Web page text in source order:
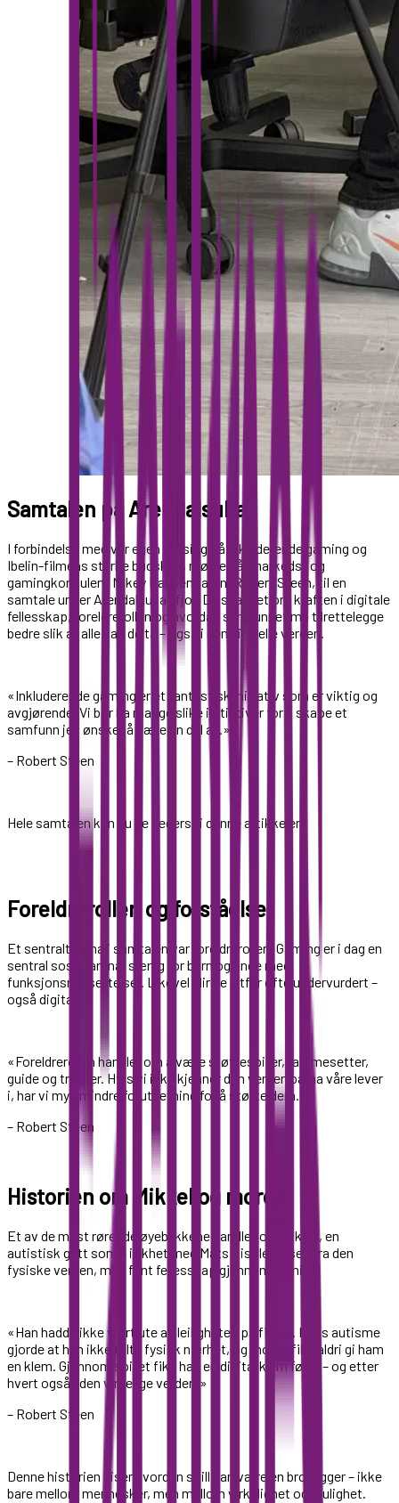
Samtalen på Arendalsuka
I forbindelse med vår egen satsing på inkluderende gaming og
Ibelin-filmens sterke budskap, møtte vår markeds- og
gamingkonsulent Mikey Karlsen faren, Robert Steen, til en
samtale under Arendalsuka i fjor. De snakket om kraften i digitale
fellesskap, foreldrerollen og hvordan samfunnet må tilrettelegge
bedre slik at alle kan delta – også i den virtuelle verden.
«Inkluderende gaming er et fantastisk initiativ som er viktig og
avgjørende. Vi bør ha mange slike initiativer for å skape et
samfunn jeg ønsker å være en del av.»
– Robert Steen
Hele samtalen kan du se nederst i denne artikkelen.
Foreldrerollen og forståelse
Et sentralt tema i samtalen var foreldrerollen. Gaming er i dag en
sentral sosial arena, særlig for barn og unge med
funksjonsnedsettelser. Likevel blir de altfor ofte undervurdert –
også digitalt.
«Foreldrerollen handler om å være støttespiller, rammesetter,
guide og trøster. Hvis vi ikke kjenner den verden barna våre lever
i, har vi mye mindre forutsetning for å støtte dem.»
– Robert Steen
Historien om Mikkel og moren
Et av de mest rørende øyeblikkene handlet om Mikkel, en
autistisk gutt som – i likhet med Mats – isolerte seg fra den
fysiske verden, men fant fellesskap gjennom gaming.
«Han hadde ikke vært ute av leiligheten på fire år. Hans autisme
gjorde at han ikke tålte fysisk nærhet, og moren fikk aldri gi ham
en klem. Gjennom spillet fikk han en digital klem først – og etter
hvert også i den virkelige verden.»
– Robert Steen
Denne historien viser hvordan spill kan være en brobygger – ikke
bare mellom mennesker, men mellom virkelighet og mulighet.